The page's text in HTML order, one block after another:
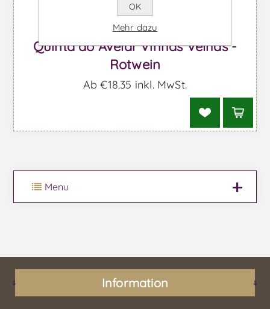
Quinta do Avelar Vinhas Velhas -
Rotwein
Ab €18,35 inkl. MwSt.
Menu
Information
OK
Mehr dazu